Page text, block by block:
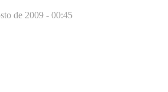
de 2009 - 00:45